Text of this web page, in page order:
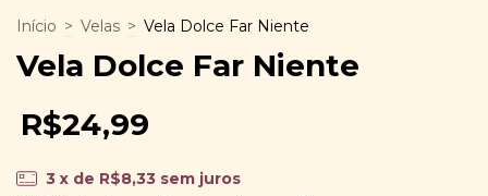
Início > Velas > Vela Dolce Far Niente
Vela Dolce Far Niente
R$24,99
3 x de R$8,33 sem juros